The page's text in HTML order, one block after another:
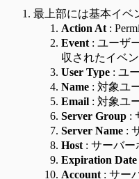
最上部には基本イベ
Action At :
Event : ユーザ
収されたイベン
User Type : ユ
Name : 対象ユ
Email : 対象ユ
Server Group :
Server Name :
Host : サーバー
Expiration Date
Account : サー